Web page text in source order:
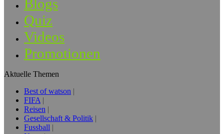
Blogs
Quiz
Videos
Promotionen
Aktuelle Themen
Best of watson
FIFA
Reisen
Gesellschaft & Politik
Fussball